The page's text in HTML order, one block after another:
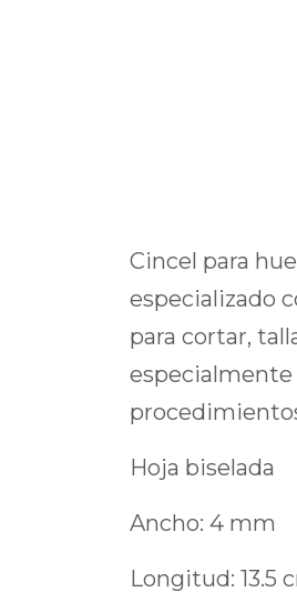
Cincel para
especializado
para cortar,
especialmente
Hoja biselada
Ancho: 4 mm
Longitud: 13.5